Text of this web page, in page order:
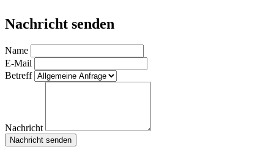
Nachricht senden
Name
E-Mail
Betreff
Nachricht
Nachricht senden